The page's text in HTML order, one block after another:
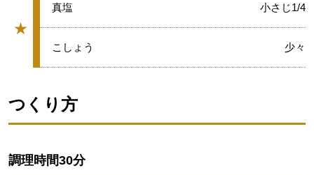
★
グループ
★
真塩 小さじ1/4
★
こしょう 少々
つくり方
調理時間30分